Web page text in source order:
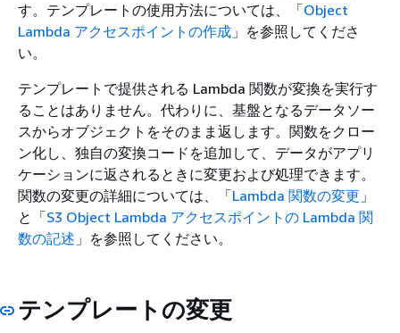
す。テンプレートの使用方法については、「Object
Lambda アクセスポイントの作成 」を参照してくださ
い。
テンプレートで提供される Lambda 関数が変換を実行す
ることはありません。代わりに、基盤となるデータソー
スからオブジェクトをそのまま返します。関数をクロー
ン化し、独自の変換コードを追加して、データがアプリ
ケーションに返されるときに変更および処理できます。
関数の変更の詳細については、「Lambda 関数の変更 」
と「S3 Object Lambda アクセスポイントの Lambda 関
数の記述 」を参照してください。
テンプレートの変更